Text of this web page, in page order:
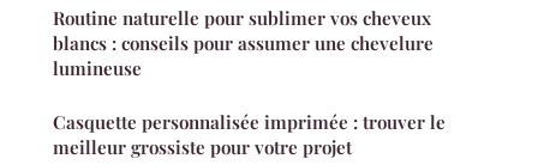
Routine naturelle pour sublimer vos cheveux
blancs : conseils pour assumer une chevelure
lumineuse
Casquette personnalisée imprimée : trouver le
meilleur grossiste pour votre projet